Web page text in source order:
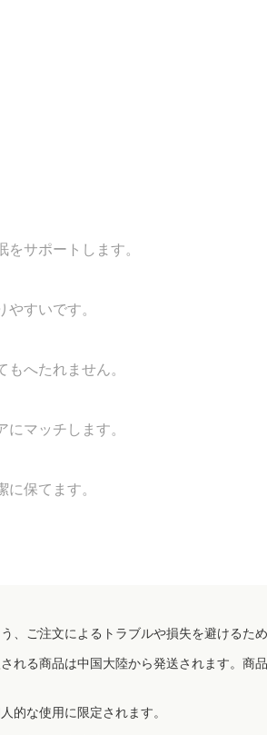
サポートします。
すいです。
へたれません。
マッチします。
保てます。
、ご注文によるトラブルや損失を避けるた
れる商品は中国大陸から発送されます。
的な使用に限定されます。